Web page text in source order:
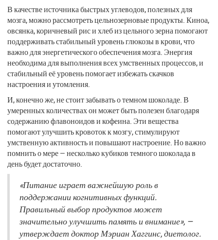
В качестве источника быстрых углеводов, полезных для
мозга, можно рассмотреть цельнозерновые продукты. Киноа,
овсянка, коричневый рис и хлеб из цельного зерна помогают
поддерживать стабильный уровень глюкозы в крови, что
важно для энергетического обеспечения мозга. Энергия
необходима для выполнения всех умственных процессов, и
стабильный её уровень помогает избежать скачков
настроения и утомления.
И, конечно же, не стоит забывать о темном шоколаде. В
умеренных количествах он может быть полезен благодаря
содержанию флавоноидов и кофеина. Эти вещества
помогают улучшить кровоток к мозгу, стимулируют
умственную активность и повышают настроение. Но важно
помнить о мере — несколько кубиков темного шоколада в
день будет достаточно.
«Питание играет важнейшую роль в
поддержании когнитивных функций.
Правильный выбор продуктов может
значительно улучшить память и внимание», —
утверждает доктор Мэриан Хаггинс, диетолог.